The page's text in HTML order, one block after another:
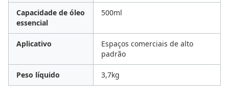
Capacidade de óleo
essencial
500ml
Aplicativo
Espaços comerciais de alto
padrão
Peso líquido 3,7kg